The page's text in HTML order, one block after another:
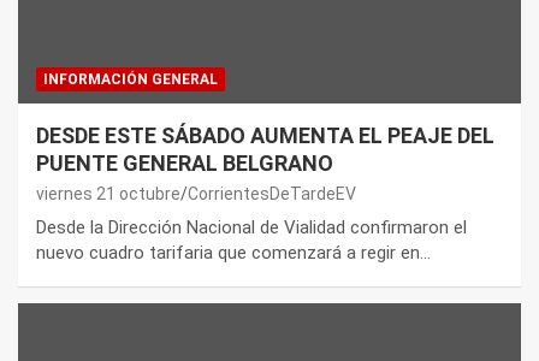
INFORMACIÓN GENERAL
DESDE ESTE SÁBADO AUMENTA EL PEAJE DEL
PUENTE GENERAL BELGRANO
viernes 21 octubre CorrientesDeTardeEV
Desde la Dirección Nacional de Vialidad confirmaron el
nuevo cuadro tarifaria que comenzará a regir en…